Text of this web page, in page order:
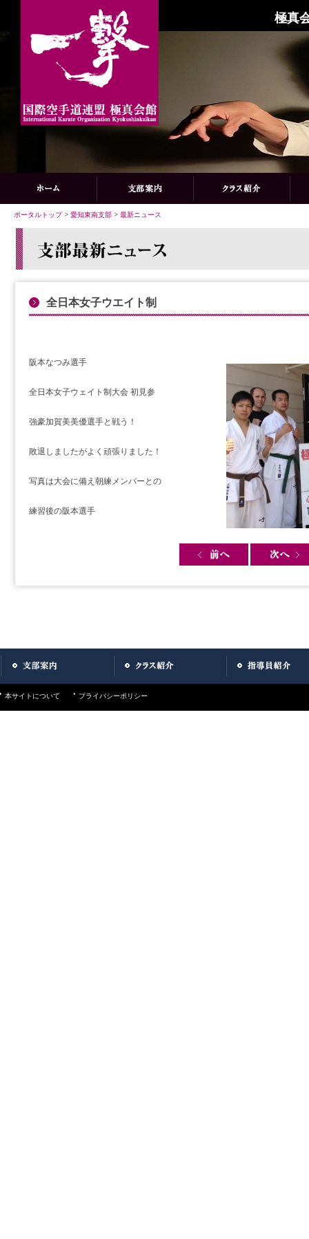
極真
ポータルトップ> 愛知東南支部 > 最新ニュース
全日本女子ウエイト制
阪本なつみ選手
全日本女子ウェイト制大会 初見参
強豪加賀美美優選手と戦う！
敗退しましたがよく頑張りました！
写真は大会に備え朝練メンバーとの
練習後の阪本選手
本サイトについて プライバシーポリシー